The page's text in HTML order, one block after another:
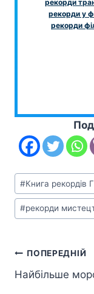
рекорди
рекорди у
рекорди
Позначки
запису:
#Книга рекордів
#рекорди
Навігація
записів
ПОПЕРЕДНІЙ
Найбільше